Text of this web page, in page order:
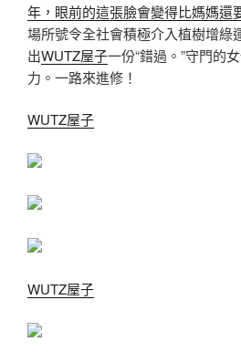
年，眼前的這張臉會變得比媽媽還
場所號令全社會積極介入植樹增綠
出WUTZ屋子一份“錯過。”守門的
力。一路來進修！
WUTZ屋子
WUTZ屋子